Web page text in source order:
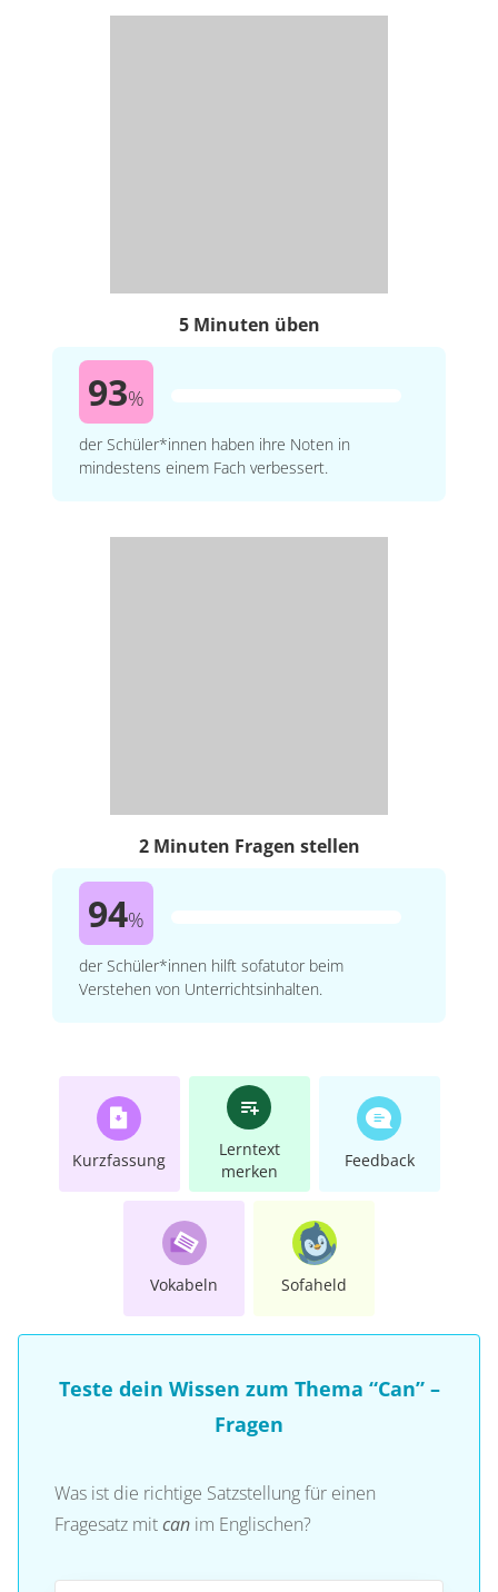
5 Minuten üben
93%
der Schüler*innen haben ihre Noten in
mindestens einem Fach verbessert.
2 Minuten Fragen stellen
94%
der Schüler*innen hilft sofatutor beim
Verstehen von Unterrichtsinhalten.
Kurzfassung
Lerntext
merken
Feedback
Vokabeln Sofaheld
Teste dein Wissen zum Thema “Can” –
Fragen
Was ist die richtige Satzstellung für einen
Fragesatz mitcan im Englischen?